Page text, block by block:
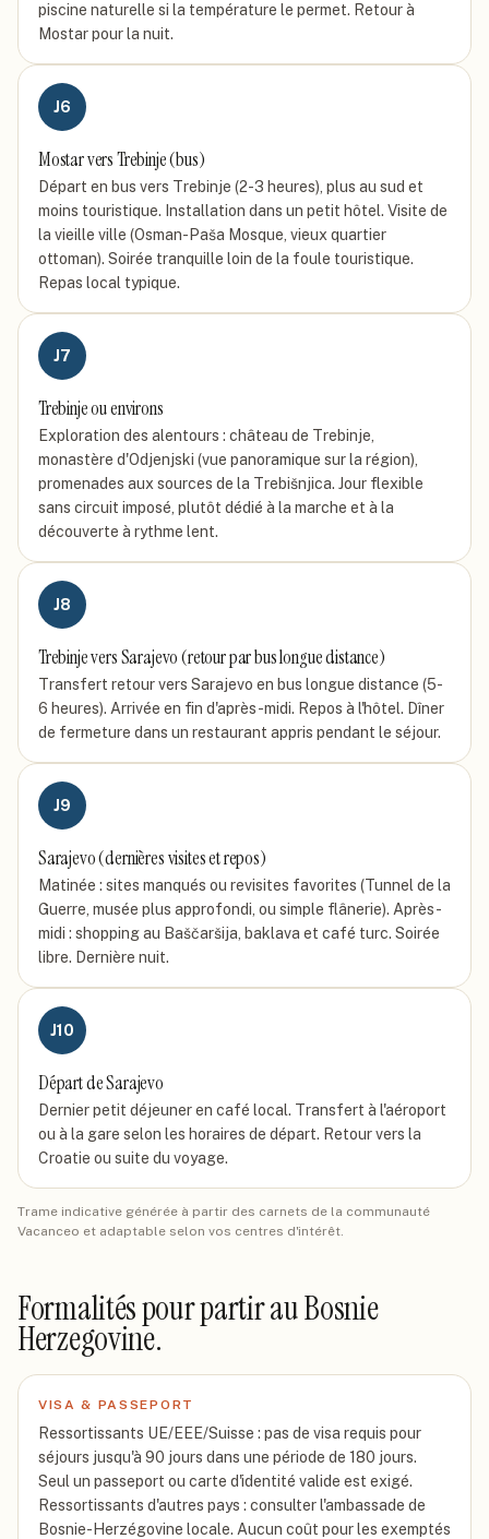
piscine naturelle si la température le permet. Retour à
Mostar pour la nuit.
J6
Mostar vers Trebinje (bus)
Départ en bus vers Trebinje (2-3 heures), plus au sud et
moins touristique. Installation dans un petit hôtel. Visite de
la vieille ville (Osman-Paša Mosque, vieux quartier
ottoman). Soirée tranquille loin de la foule touristique.
Repas local typique.
J7
Trebinje ou environs
Exploration des alentours : château de Trebinje,
monastère d'Odjenjski (vue panoramique sur la région),
promenades aux sources de la Trebišnjica. Jour flexible
sans circuit imposé, plutôt dédié à la marche et à la
découverte à rythme lent.
J8
Trebinje vers Sarajevo (retour par bus longue distance)
Transfert retour vers Sarajevo en bus longue distance (5-
6 heures). Arrivée en fin d'après-midi. Repos à l'hôtel. Dîner
de fermeture dans un restaurant appris pendant le séjour.
J9
Sarajevo (dernières visites et repos)
Matinée : sites manqués ou revisites favorites (Tunnel de la
Guerre, musée plus approfondi, ou simple flânerie). Après-
midi : shopping au Baščaršija, baklava et café turc. Soirée
libre. Dernière nuit.
J10
Départ de Sarajevo
Dernier petit déjeuner en café local. Transfert à l'aéroport
ou à la gare selon les horaires de départ. Retour vers la
Croatie ou suite du voyage.
Trame indicative générée à partir des carnets de la communauté
Vacanceo et adaptable selon vos centres d'intérêt.
Formalités pour partirau Bosnie
Herzegovine.
VISA & PASSEPORT
Ressortissants UE/EEE/Suisse : pas de visa requis pour
séjours jusqu'à 90 jours dans une période de 180 jours.
Seul un passeport ou carte d'identité valide est exigé.
Ressortissants d'autres pays : consulter l'ambassade de
Bosnie-Herzégovine locale. Aucun coût pour les exemptés